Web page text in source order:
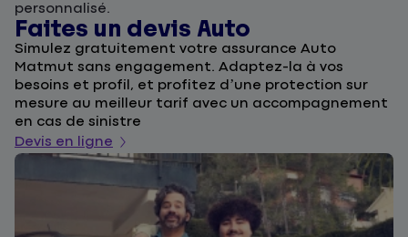
personnalisé.
Faites un devis Auto
Simulez gratuitement votre assurance Auto
Matmut sans engagement. Adaptez-la à vos
besoins et profil, et profitez d’une protection sur
mesure au meilleur tarif avec un accompagnement
en cas de sinistre
Devis en ligne